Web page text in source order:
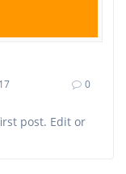
0
post. Edit or